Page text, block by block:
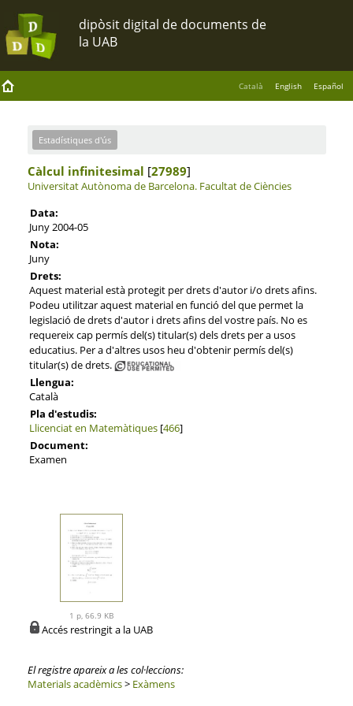
Català English Español
Estadístiques d'ús
Càlcul infinitesimal [27989]
Universitat Autònoma de Barcelona. Facultat de Ciències
Data:
Juny 2004-05
Nota:
Juny
Drets:
Aquest material està protegit per drets d'autor i/o drets afins.
Podeu utilitzar aquest material en funció del que permet la
legislació de drets d'autor i drets afins del vostre país. No es
requereix cap permís del(s) titular(s) dels drets per a usos
educatius. Per a d'altres usos heu d'obtenir permís del(s)
titular(s) de drets.
Llengua:
Català
Pla d'estudis:
Llicenciat en Matemàtiques[466]
Document:
Examen
1 p, 66.9 KB
Accés restringit a la UAB
El registre apareix a les col·leccions:
Materials acadèmics> Exàmens